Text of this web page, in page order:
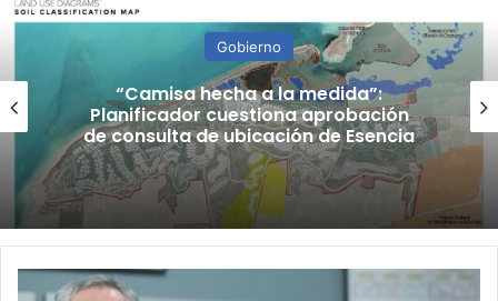
Gobierno
“Camisa hecha a la medida”:
Planificador cuestiona aprobación
de consulta de ubicación de Esencia
Alcaldes